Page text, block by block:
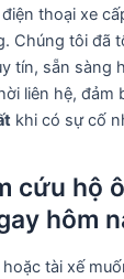
thoại xe
Chúng tôi đã
tín, sẵn sàng
liên hệ, đảm
khi có sự cố
cứu hộ
hôm
tài xế